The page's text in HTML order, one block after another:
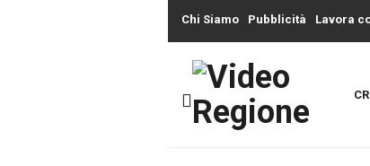
Chi Siamo Pubblicità Lavora